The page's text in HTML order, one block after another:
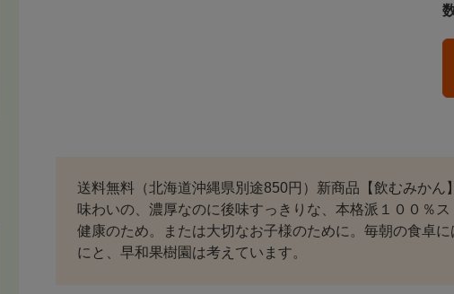
送料無料（北海道沖縄県別途850円）新商品【飲むみか
味わいの、濃厚なのに後味すっきりな、本格派１００％
健康のため。または大切なお子様のために。毎朝の食卓
にと、早和果樹園は考えています。